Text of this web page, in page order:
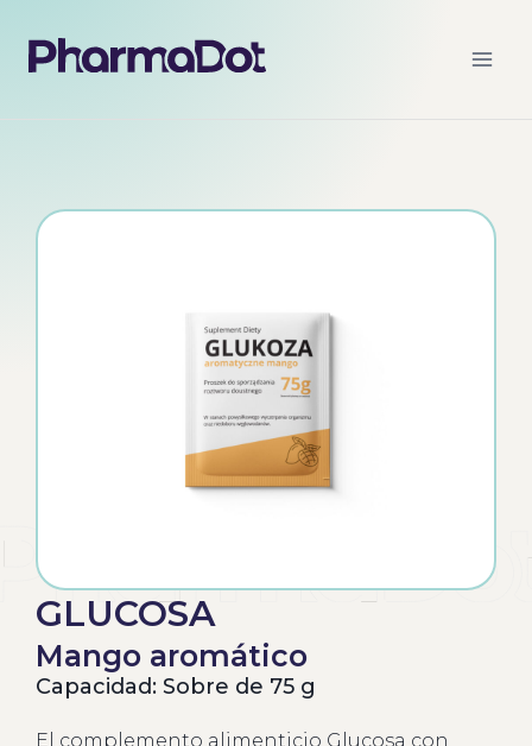
GLUCOSA
Mango aromático
Capacidad: Sobre de 75 g
El complemento alimenticio Glucosa con